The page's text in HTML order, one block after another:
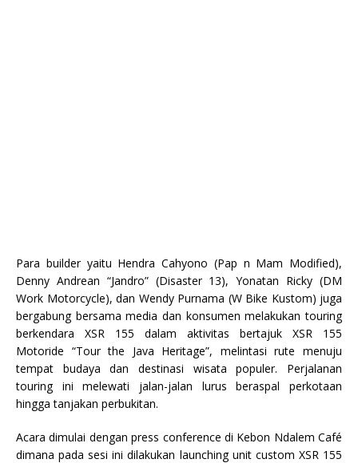
Para builder yaitu Hendra Cahyono (Pap n Mam Modified),
Denny Andrean “Jandro” (Disaster 13), Yonatan Ricky (DM
Work Motorcycle), dan Wendy Purnama (W Bike Kustom) juga
bergabung bersama media dan konsumen melakukan touring
berkendara XSR 155 dalam aktivitas bertajuk XSR 155
Motoride “Tour the Java Heritage”, melintasi rute menuju
tempat budaya dan destinasi wisata populer. Perjalanan
touring ini melewati jalan-jalan lurus beraspal perkotaan
hingga tanjakan perbukitan.
Acara dimulai dengan press conference di Kebon Ndalem Café
dimana pada sesi ini dilakukan launching unit custom XSR 155